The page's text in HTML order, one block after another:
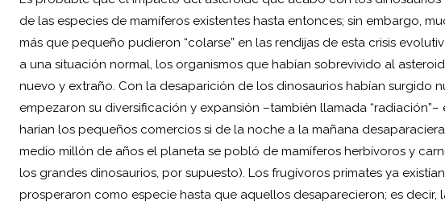
de las especies de mamíferos existentes hasta entonces; sin embargo,
más que pequeño pudieron “colarse” en las rendijas de esta crisis
a una situación normal, los organismos que habían sobrevivido al
nuevo y extraño. Con la desaparición de los dinosaurios habían surgido
empezaron su diversificación y expansión –también llamada
harían los pequeños comercios si de la noche a la mañana
medio millón de años el planeta se pobló de mamíferos herbívoros y
los grandes dinosaurios, por supuesto). Los frugívoros primates ya
prosperaron como especie hasta que aquellos desaparecieron; es decir,